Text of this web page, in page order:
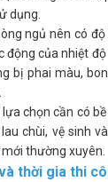
dụng.
ngủ nên có độ
động của nhiệt
bị phai màu,
lựa chọn cần có
chùi, vệ sinh
thường xuyên.
thời gia thi